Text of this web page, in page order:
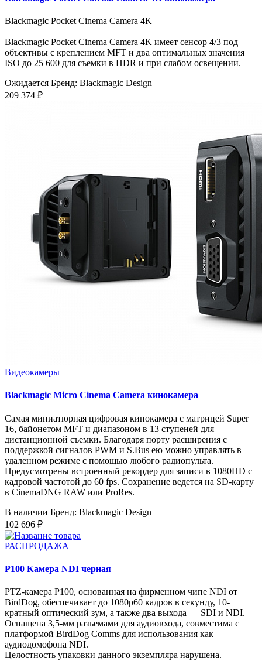
Blackmagic Pocket Cinema Camera 4K
Blackmagic Pocket Cinema Camera 4K имеет сенсор 4/3 под
объективы с креплением MFT и два оптимальных значения
ISO до 25 600 для съемки в HDR и при слабом освещении.
Ожидается Бренд: Blackmagic Design
209 374 ₽
Видеокамеры
Blackmagic Micro Cinema Camera кинокамера
Самая миниатюрная цифровая кинокамера с матрицей Super
16, байонетом MFT и диапазоном в 13 ступеней для
дистанционной съемки. Благодаря порту расширения с
поддержкой сигналов PWM и S.Bus ею можно управлять в
удаленном режиме с помощью любого радиопульта.
Предусмотрены встроенный рекордер для записи в 1080HD с
кадровой частотой до 60 fps. Сохранение ведется на SD-карту
в CinemaDNG RAW или ProRes.
В наличии Бренд: Blackmagic Design
102 696 ₽
РАСПРОДАЖА
P100 Камера NDI черная
PTZ-камера P100, основанная на фирменном чипе NDI от
BirdDog, обеспечивает до 1080p60 кадров в секунду, 10-
кратный оптический зум, а также два выхода — SDI и NDI.
Оснащена 3,5-мм разъемами для аудиовхода, совместима с
платформой BirdDog Comms для использования как
аудиодомофона NDI.
Целостность упаковки данного экземпляра нарушена.